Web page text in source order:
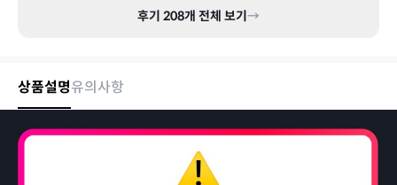
후기 208개 전체 보기→
상품설명유의사항